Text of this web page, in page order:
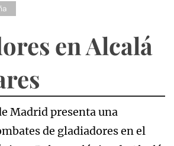
en Alcalá
Madrid presenta una
de gladiadores en el